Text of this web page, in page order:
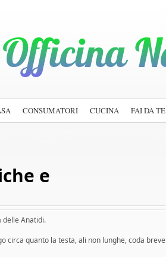
CONSUMATORI CUCINA FAI DA TE
e
delle Anatidi.
circa quanto la testa, ali non lunghe, coda breve